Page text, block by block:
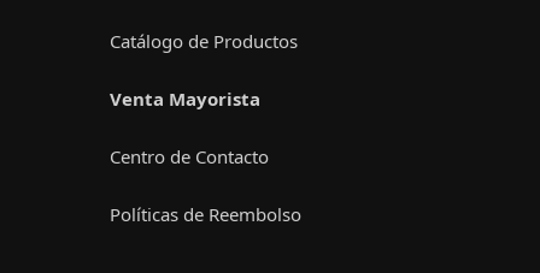
Catálogo de Productos
Venta Mayorista
Centro de Contacto
Políticas de Reembolso